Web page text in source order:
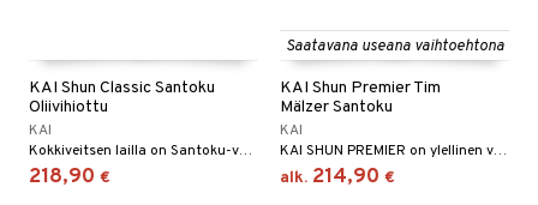
KAI Shun Classic Santoku
Oliivihiottu
KAI
Kokkiveitsen lailla on Santoku-veitsi yleisveitsi, hiottu molemmilta puolilta.
218,90 €
Saatavana useana vaihtoehtona
KAI Shun Premier Tim
Mälzer Santoku
KAI
KAI SHUN PREMIER on ylellinen veitsisarja ja oikeaa käsityötaidetta.
alk. 214,90 €